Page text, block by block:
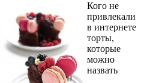
Кого не
привлекали
в интернете
торты,
которые
можно
назвать